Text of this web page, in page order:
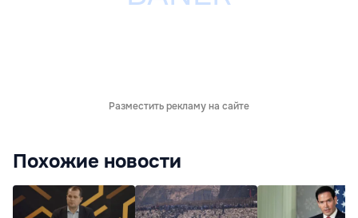
Разместить рекламу на сайте
Похожие новости